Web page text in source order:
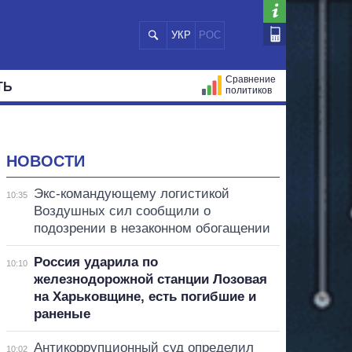
УКР РОС
Сравнение
политиков
НОВОСТИ
10:35
Экс-командующему логистикой
Воздушных сил сообщили о
подозрении в незаконном обогащении
10:10
Россия ударила по
железнодорожной станции Лозовая
на Харьковщине, есть погибшие и
раненые
10:02
Антикоррупционный суд определил